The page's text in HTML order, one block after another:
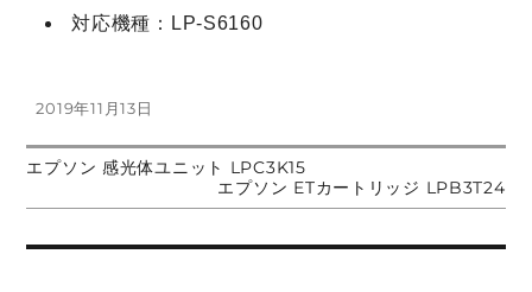
対応機種：LP-S6160
投
2019年11月13日
投
前
投
エプソン 感光体ユニット LPC3K15
の
稿:
エプソン ETカートリッジ LPB3T24